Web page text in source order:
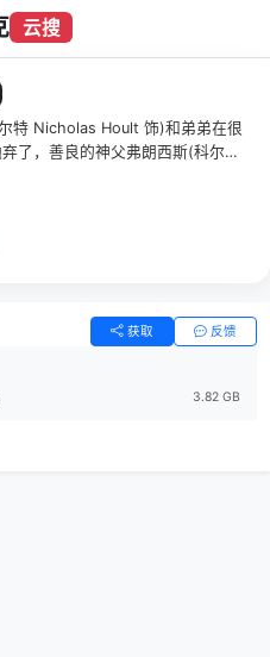
云搜
特 Nicholas Hoult 饰)和弟弟在很
了，善良的神父弗朗西斯(科尔姆·
天主教文化之中。长大后的托尔金
·吉布森 Patrick Gibson 饰)、杰弗
谊。与此同时，托尔金还遇到了自己
里克·雅各比 Derek Jacobi 饰)，他
获取 反馈
3.82 GB